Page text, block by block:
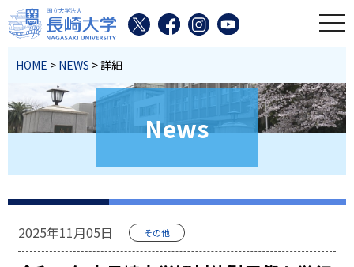
HOME > NEWS > 詳細
News
2025年11月05日 その他